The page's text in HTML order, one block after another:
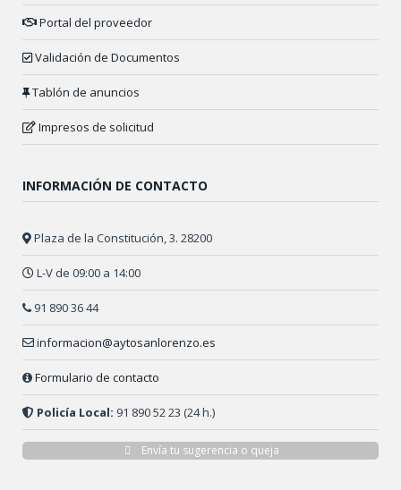
Portal del proveedor
Validación de Documentos
Tablón de anuncios
Impresos de solicitud
INFORMACIÓN DE CONTACTO
Plaza de la Constitución, 3. 28200
L-V de 09:00 a 14:00
91 890 36 44
informacion@aytosanlorenzo.es
Formulario de contacto
Policía Local: 91 890 52 23 (24 h.)
Envía tu sugerencia o queja